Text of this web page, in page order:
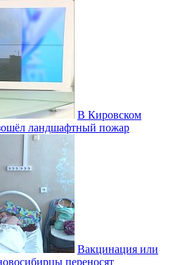
В Кировском
ландшафтный пожар
Вакцинация или
переносят